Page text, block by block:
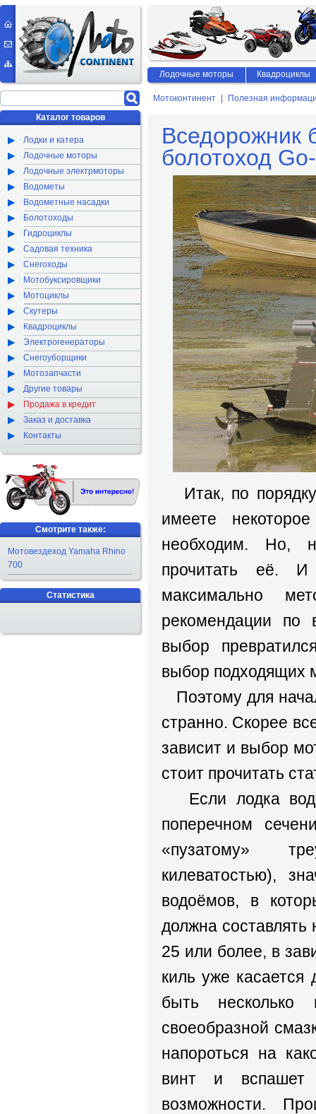
Мотоконтинент Полезная
Вседорожник
болотоход
Итак, по
имеете
необходим. Но,
прочитать её. И
максимально
рекомендации по
выбор
выбор подходящих
Поэтому для
странно. Скорее
зависит и выбор
стоит прочитать
Если лодка
поперечном
«пузатому»
килеватостью),
водоёмов, в
должна
25 или более, в
киль уже
быть
своеобразной
напороться на
винт и вспашет
возможности.
Каталог товаров
Лодки и катера
Лодочные моторы
Лодочные электрмоторы
Водометы
Водометные насадки
Болотоходы
Гидроциклы
Садовая техника
Снегоходы
Мотобуксировщики
Мотоциклы
Скутеры
Квадроциклы
Электрогенераторы
Снегоуборщики
Мотозапчасти
Другие товары
Продажа в кредит
Заказ и доставка
Контакты
Смотрите также:
Мотовездеход Yamaha Rhino
700
Статистика
Лодочные моторы Квадроциклы